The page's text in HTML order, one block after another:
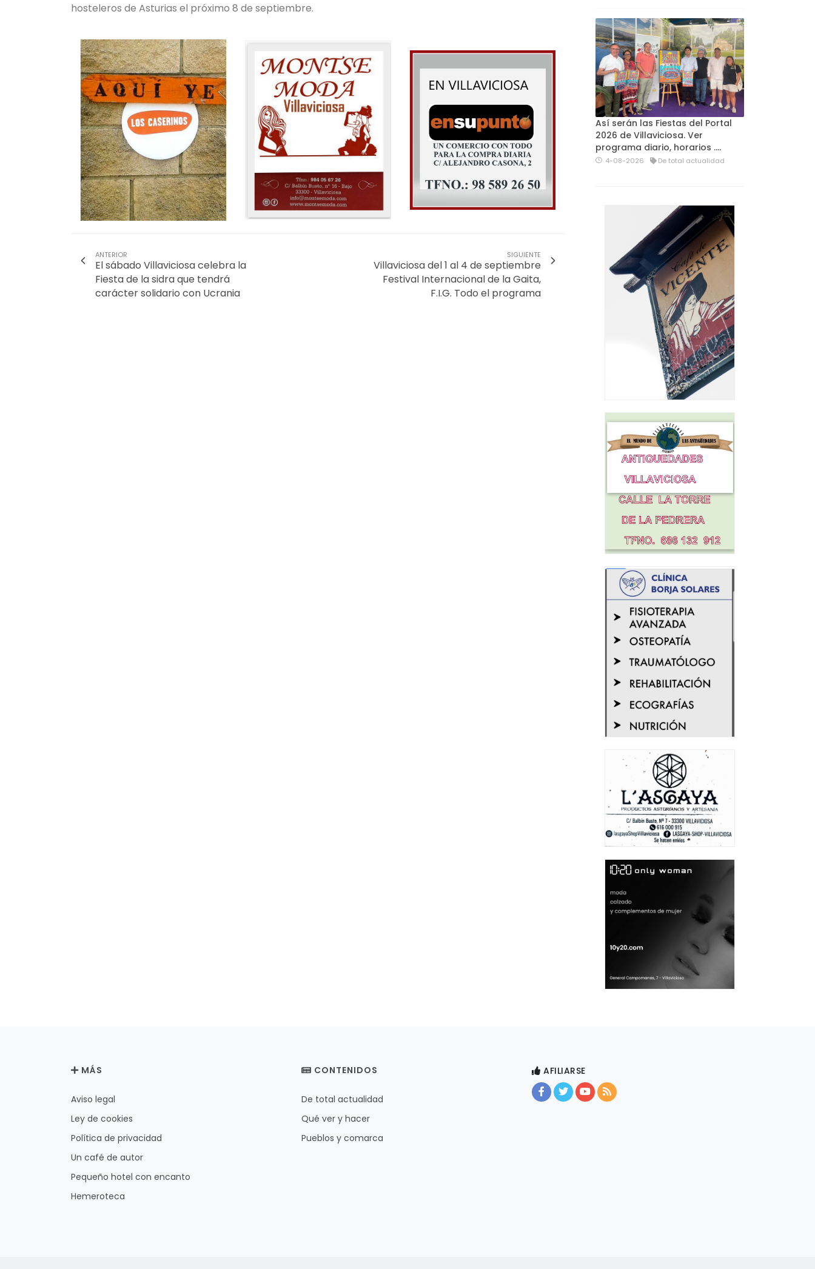
hosteleros de Asturias el próximo 8 de septiembre.
ANTERIOR
El sábado Villaviciosa celebra la
Fiesta de la sidra que tendrá
carácter solidario con Ucrania
SIGUIENTE
Villaviciosa del 1 al 4 de septiembre
Festival Internacional de la Gaita,
F.I.G. Todo el programa
Así serán las Fiestas del Portal
2026 de Villaviciosa. Ver
programa diario, horarios ….
4-08-2026 De total actualidad
MÁS
Aviso legal
Ley de cookies
Política de privacidad
Un café de autor
Pequeño hotel con encanto
Hemeroteca
CONTENIDOS
De total actualidad
Qué ver y hacer
Pueblos y comarca
AFILIARSE